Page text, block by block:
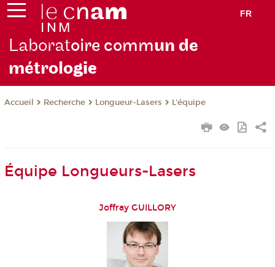
FR
Laboratoire commun de
métrologie
Accueil Recherche Longueur-Lasers L'équipe
Équipe Longueurs-Lasers
Joffray GUILLORY